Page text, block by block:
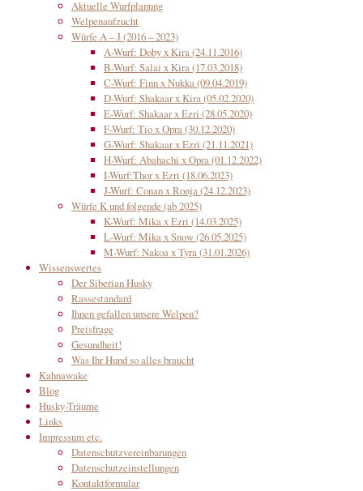
Aktuelle Wurfplanung
Welpenaufzucht
Würfe A – J (2016 – 2023)
A-Wurf: Doby x Kira (24.11.2016)
B-Wurf: Salai x Kira (17.03.2018)
C-Wurf: Finn x Nukka (09.04.2019)
D-Wurf: Shakaar x Kira (05.02.2020)
E-Wurf: Shakaar x Ezri (28.05.2020)
F-Wurf: Tio x Opra (30.12.2020)
G-Wurf: Shakaar x Ezri (21.11.2021)
H-Wurf: Abahachi x Opra (01.12.2022)
I-Wurf:Thor x Ezri (18.06.2023)
J-Wurf: Conan x Ronja (24.12.2023)
Würfe K und folgende (ab 2025)
K-Wurf: Mika x Ezri (14.03.2025)
L-Wurf: Mika x Snow (26.05.2025)
M-Wurf: Nakoa x Tyra (31.01.2026)
Wissenswertes
Der Siberian Husky
Rassestandard
Ihnen gefallen unsere Welpen?
Preisfrage
Gesundheit!
Was Ihr Hund so alles braucht
Kahnawake
Blog
Husky-Träume
Links
Impressum etc.
Datenschutzvereinbarungen
Datenschutzeinstellungen
Kontaktformular